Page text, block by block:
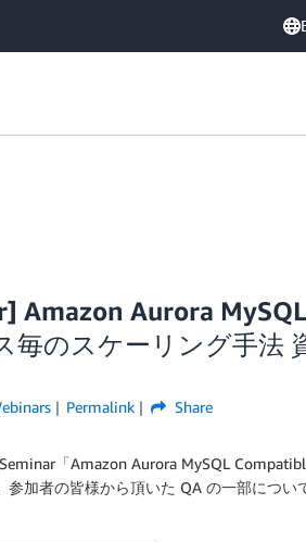
Amazon Aurora MySQL
のスケーリング手法
Permalink Share
「Amazon Aurora MySQL
加者の皆様から頂いた QA の一部につい